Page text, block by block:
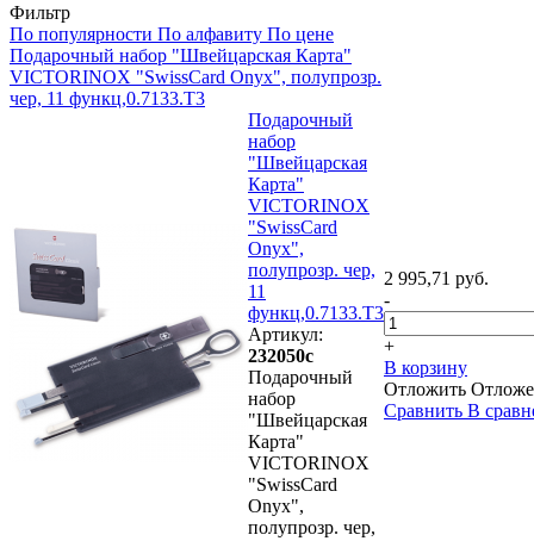
Фильтр
По популярности По алфавиту По цене
Подарочный набор "Швейцарская Карта"
VICTORINOX "SwissCard Onyx", полупрозр.
чер, 11 функц,0.7133.T3
Подарочный
набор
"Швейцарская
Карта"
VICTORINOX
"SwissCard
Onyx",
полупрозр. чер,
11
функц,0.7133.T3
Артикул:
232050с
Подарочный
набор
"Швейцарская
Карта"
VICTORINOX
"SwissCard
Onyx",
полупрозр. чер,
2 995,71 руб.
-
+
В корзину
Отложить
Сравнить В